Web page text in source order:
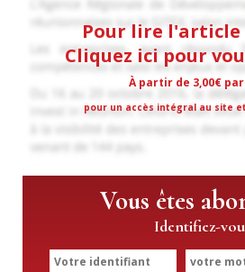
Pour lire l'article
Cliquez ici pour
À partir de 3,00€
pour un accès intégral au site
Vous êtes
Identifiez-